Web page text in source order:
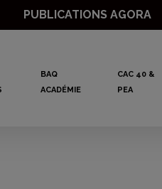
PUBLICATIONS AGORA
BAQ
ACADÉMIE
CAC 40 &
PEA